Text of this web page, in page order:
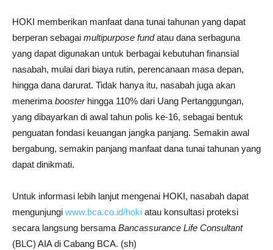
HOKI memberikan manfaat dana tunai tahunan yang dapat
berperan sebagai multipurpose fundatau dana serbaguna
yang dapat digunakan untuk berbagai kebutuhan finansial
nasabah, mulai dari biaya rutin, perencanaan masa depan,
hingga dana darurat. Tidak hanya itu, nasabah juga akan
menerima boosterhingga 110% dari Uang Pertanggungan,
yang dibayarkan di awal tahun polis ke-16, sebagai bentuk
penguatan fondasi keuangan jangka panjang. Semakin awal
bergabung, semakin panjang manfaat dana tunai tahunan yang
dapat dinikmati.
Untuk informasi lebih lanjut mengenai HOKI, nasabah dapat
mengunjungi www.bca.co.id/hoki atau konsultasi proteksi
secara langsung bersama Bancassurance Life Consultant
(BLC) AIA di Cabang BCA. (sh)